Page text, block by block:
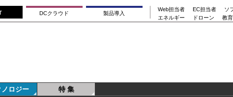
DCクラウド 製品導入
Web担当者 EC担当者
ソ
エネルギー
ドローン 教
ノロジー 特 集